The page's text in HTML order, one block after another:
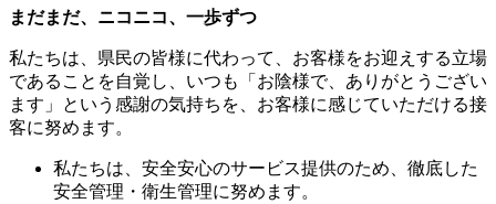
まだまだ、ニコニコ、一歩ずつ
私たちは、県民の皆様に代わって、お客様をお迎えする立場
であることを自覚し、いつも「お陰様で、ありがとうござい
ます」という感謝の気持ちを、お客様に感じていただける接
客に努めます。
私たちは、安全安心のサービス提供のため、徹底した
安全管理・衛生管理に努めます。